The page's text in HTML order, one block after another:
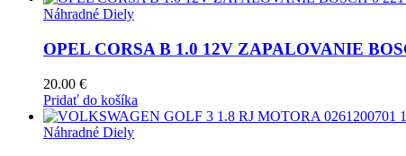
Náhradné Diely
OPEL CORSA B 1.0 12V ZAPALOVANIE
20.00 €
Pridať do košíka
Náhradné Diely